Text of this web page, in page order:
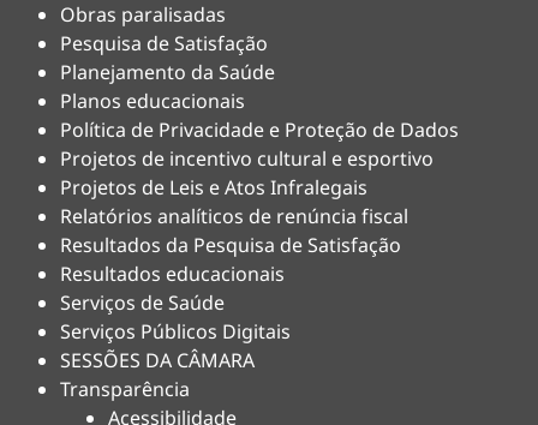
Obras paralisadas
Pesquisa de Satisfação
Planejamento da Saúde
Planos educacionais
Política de Privacidade e Proteção de Dados
Projetos de incentivo cultural e esportivo
Projetos de Leis e Atos Infralegais
Relatórios analíticos de renúncia fiscal
Resultados da Pesquisa de Satisfação
Resultados educacionais
Serviços de Saúde
Serviços Públicos Digitais
SESSÕES DA CÂMARA
Transparência
Acessibilidade